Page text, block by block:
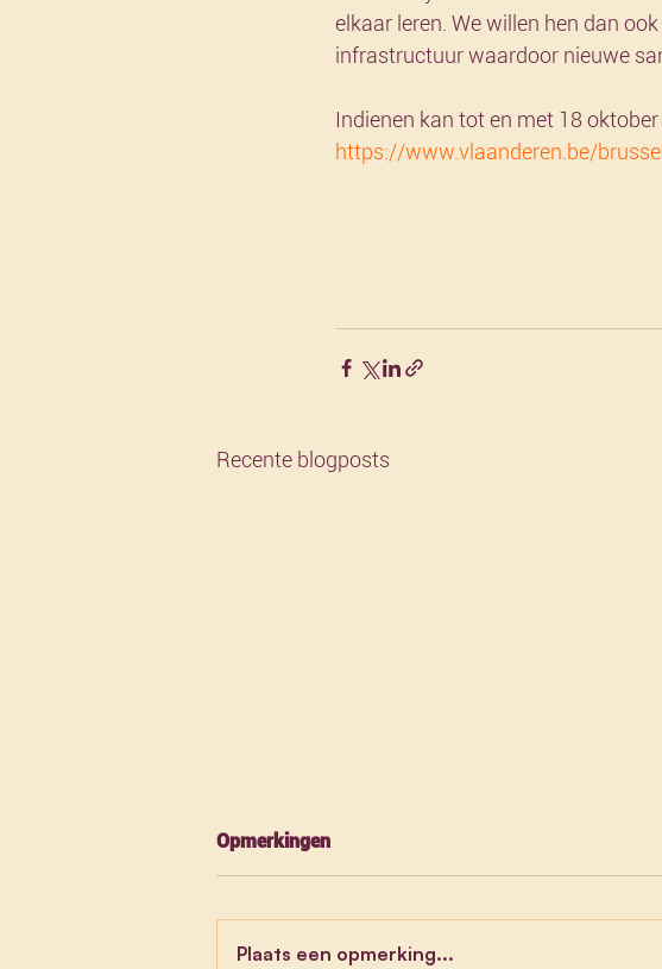
elkaar leren. We willen hen dan
infrastructuur waardoor nieuwe
Indienen kan tot en met 18 oktober
https://www.vlaanderen.be/
Recente blogposts
Opmerkingen
Plaats een opmerking...